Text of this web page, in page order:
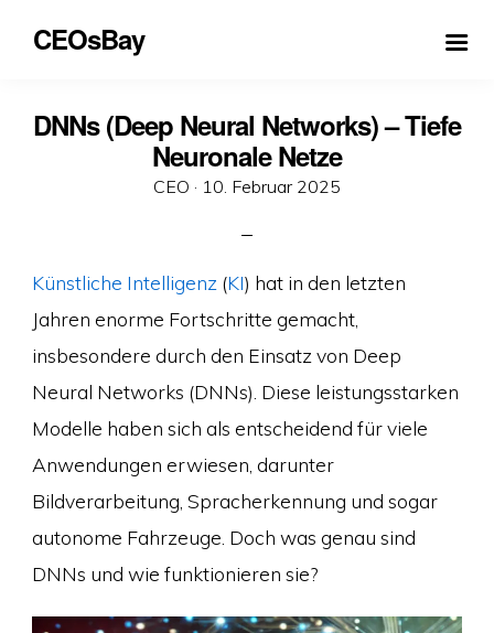
CEOsBay
DNNs (Deep Neural Networks) – Tiefe
Neuronale Netze
CEO · Veröffentlicht
10. Februar 2025
Künstliche Intelligenz (KI) hat in den letzten
Jahren enorme Fortschritte gemacht,
insbesondere durch den Einsatz von Deep
Neural Networks (DNNs). Diese leistungsstarken
Modelle haben sich als entscheidend für viele
Anwendungen erwiesen, darunter
Bildverarbeitung, Spracherkennung und sogar
autonome Fahrzeuge. Doch was genau sind
DNNs und wie funktionieren sie?